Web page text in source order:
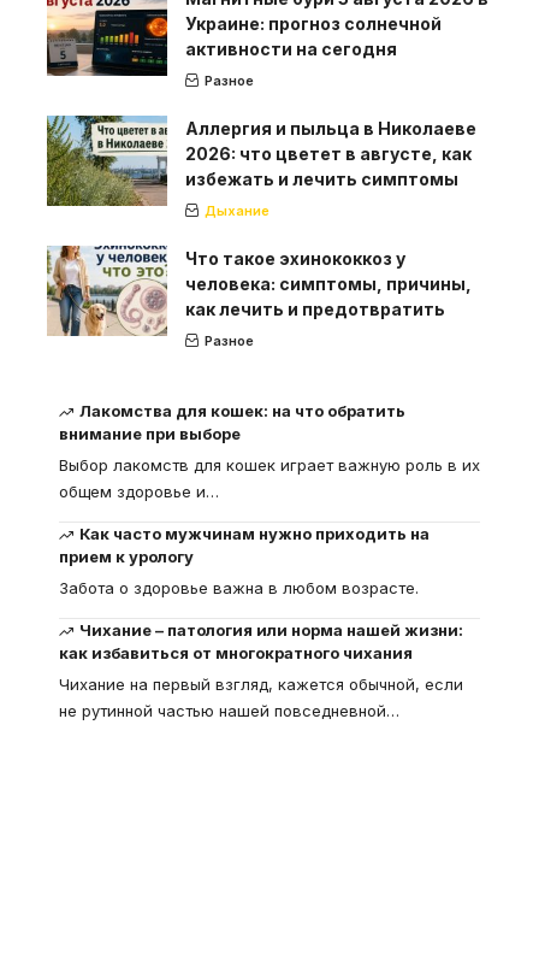
Украине: прогноз солнечной
активности на сегодня
Разное
Аллергия и пыльца в Николаеве
2026: что цветет в августе, как
избежать и лечить симптомы
Дыхание
Что такое эхинококкоз у
человека: симптомы, причины,
как лечить и предотвратить
Разное
Лакомства для кошек: на что обратить
внимание при выборе
Выбор лакомств для кошек играет важную роль в их
общем здоровье и…
Как часто мужчинам нужно приходить на
прием к урологу
Забота о здоровье важна в любом возрасте.
Чихание – патология или норма нашей жизни:
как избавиться от многократного чихания
Чихание на первый взгляд, кажется обычной, если
не рутинной частью нашей повседневной…